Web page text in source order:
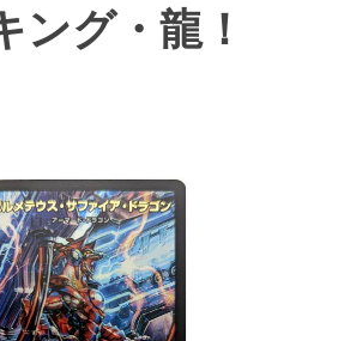
ング・龍！